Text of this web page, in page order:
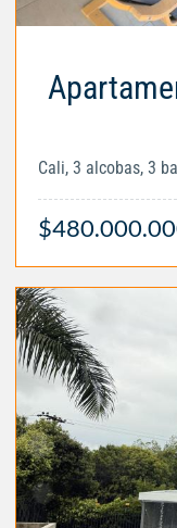
Cali, 3 alcobas, 3